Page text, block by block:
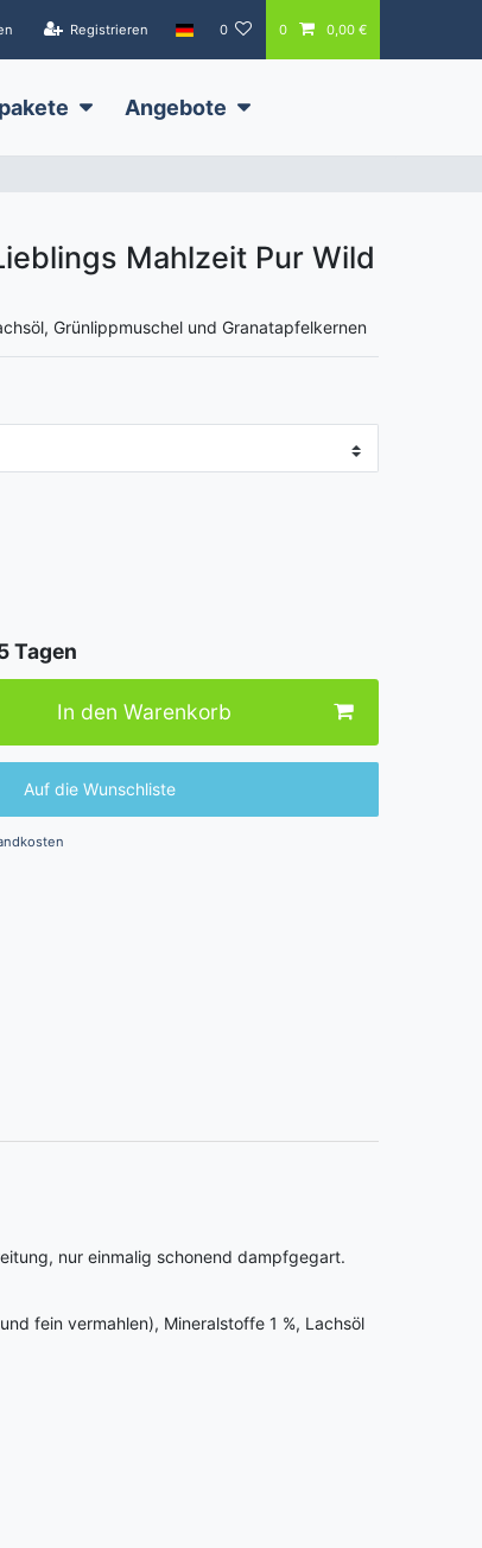
Registrieren 0 0 0,00 €
Angebote
Mahlzeit Pur Wild
Grünlippmuschel und Granatapfelkernen
Tagen
In den Warenkorb
Auf die Wunschliste
nur einmalig schonend dampfgegart.
fein vermahlen), Mineralstoffe 1 %, Lachsöl